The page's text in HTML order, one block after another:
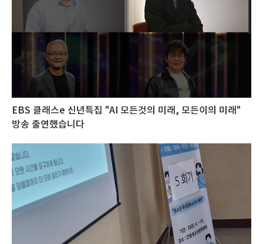
EBS 클래스e 신년특집 "AI 모든것의 미래, 모든이의 미래"
방송 출연했습니다